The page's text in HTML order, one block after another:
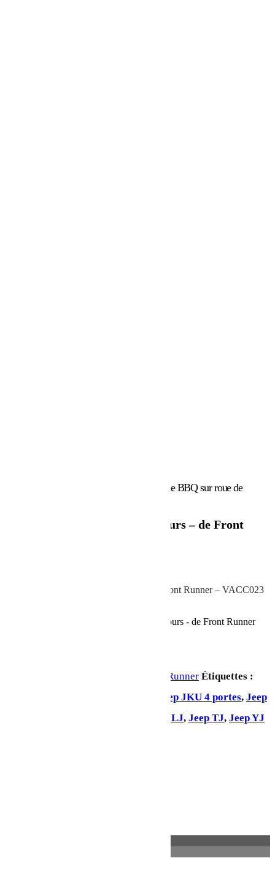
/ Grille de BBQ sur roue de
Grille de BBQ sur roue de secours – de Front
Grille de BBQ sur roue de secours – de Front Runner – VACC023
quantité de Grille de BBQ sur roue de secours - de Front Runner
Front Runner Étiquettes :
Jeep JKU 4 portes, Jeep
Jeep LJ, Jeep TJ, Jeep YJ